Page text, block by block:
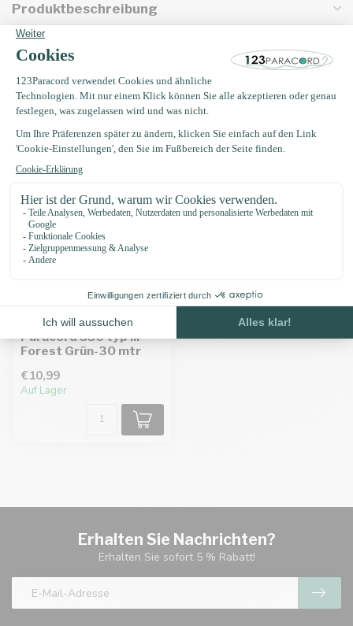
Produktbeschreibung
Eigenschaften
Zuletzt angesehen
Paracord 550 typ III
Forest Grün-30 mtr
€10,99
Auf Lager
Erhalten Sie Nachrichten?
Erhalten Sie sofort 5 % Rabatt!